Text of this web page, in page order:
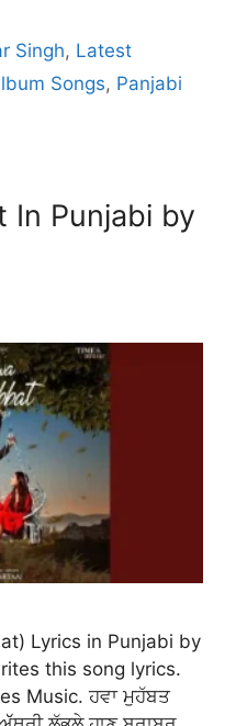
Singh, Latest
Songs, Panjabi
In Punjabi by
Lyrics in Punjabi by
this song lyrics.
Music. ਹਵਾ ਮੁਹੱਬਤ